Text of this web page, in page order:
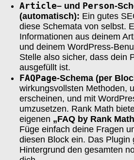
Article– und Person-
(automatisch): Ein gutes
diese Schemata von selbst.
Informationen aus deinem
und deinem WordPress-
Stelle also sicher, dass dein
ausgefüllt ist.
FAQPage-Schema (per
wirkungsvollsten Methoden,
erscheinen, und mit
umzusetzen. Rank Math
eigenen „FAQ by Rank
Füge einfach deine Fragen
diesen Block ein. Das Plugin
Hintergrund den gesamten